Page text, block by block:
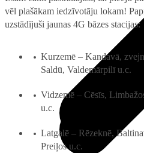
vēl plašākam iedzīvotāju lokam!
uzstādījuši jaunas 4G bāzes stacijas:
Kurzemē – Kandavā,
Saldū, Valdemārpilī u.c.
Vidzemē – Cēsīs,
u.c.
Latgalē – Rēzeknē,
Preiļos u.c.